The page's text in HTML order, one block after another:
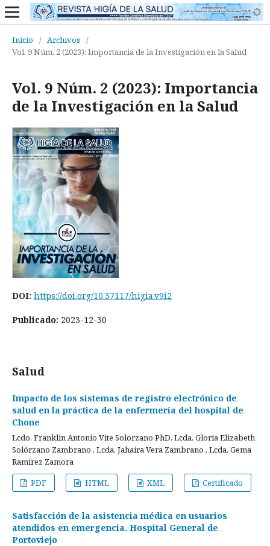
Inicio / Archivos
/
Vol. 9 Núm. 2 (2023): Importancia de la Investigación en la Salud
Vol. 9 Núm. 2 (2023): Importancia
de la Investigación en la Salud
DOI: https://doi.org/10.37117/higia.v9i2
Publicado: 2023-12-30
Salud
Impacto de los sistemas de registro electrónico de
salud en la práctica de la enfermería del hospital de
Chone
Lcdo. Franklin Antonio Vite Solorzano PhD, Lcda. Gloria Elizabeth
Solórzano Zambrano , Lcda. Jahaira Vera Zambrano , Lcda. Gema
Ramírez Zamora
PDF
HTML XML Certificado
Satisfacción de la asistencia médica en usuarios
atendidos en emergencia. Hospital General de
Portoviejo